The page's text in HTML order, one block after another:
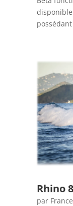
Rhino
par